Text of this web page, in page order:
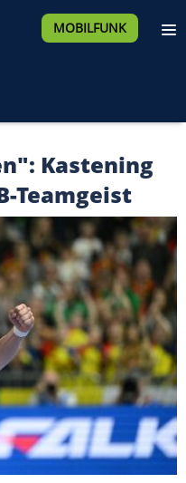
MOBILFUNK
Kastening
Teamgeist